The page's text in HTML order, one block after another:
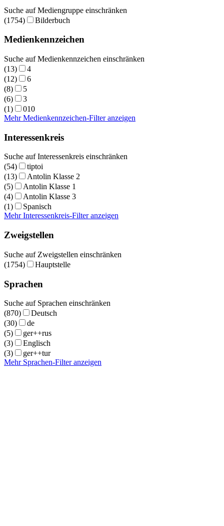
Suche auf Mediengruppe einschränken
(1754)
Bilderbuch
Medienkennzeichen
Suche auf Medienkennzeichen einschränken
(13)
4
(12)
6
(8)
5
(6)
3
(1)
010
Mehr Medienkennzeichen-Filter anzeigen
Interessenkreis
Suche auf Interessenkreis einschränken
(54)
tiptoi
(13)
Antolin Klasse 2
(5)
Antolin Klasse 1
(4)
Antolin Klasse 3
(1)
Spanisch
Mehr Interessenkreis-Filter anzeigen
Zweigstellen
Suche auf Zweigstellen einschränken
(1754)
Hauptstelle
Sprachen
Suche auf Sprachen einschränken
(870)
Deutsch
(30)
de
(5)
ger++rus
(3)
Englisch
(3)
ger++tur
Mehr Sprachen-Filter anzeigen